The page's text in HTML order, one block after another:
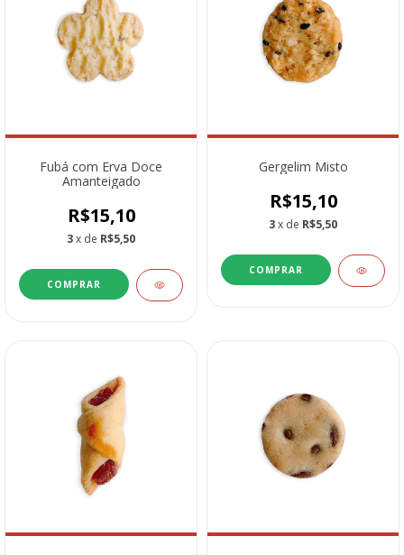
Fubá com Erva Doce
Amanteigado
R$15,10
3x de R$5,50
COMPRAR
Gergelim Misto
R$15,10
3x de R$5,50
COMPRAR